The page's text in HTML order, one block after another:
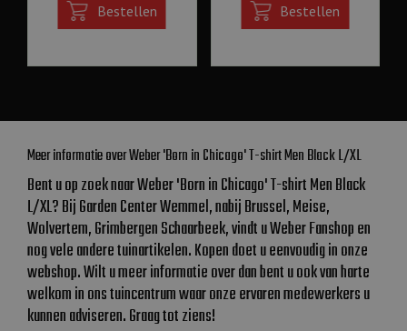
Bestellen Bestellen
Meer informatie over Weber 'Born in Chicago' T-shirt Men Black L/XL
Bent u op zoek naar Weber 'Born in Chicago' T-shirt Men Black
L/XL? Bij Garden Center Wemmel, nabij Brussel, Meise,
Wolvertem, Grimbergen Schaarbeek, vindt u Weber Fanshop en
nog vele andere tuinartikelen. Kopen doet u eenvoudig in onze
webshop. Wilt u meer informatie over dan bent u ook van harte
welkom in ons tuincentrum waar onze ervaren medewerkers u
kunnen adviseren. Graag tot ziens!